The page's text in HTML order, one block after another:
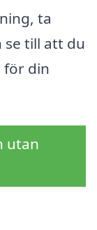
ta
till att du
för din
utan